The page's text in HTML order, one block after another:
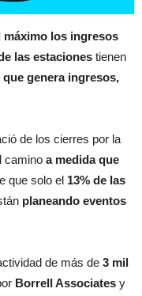
máximo los ingresos
las estaciones tienen
que genera ingresos,
de los cierres por la
camino a medida que
que solo el 13% de las
planeando eventos
de más de 3 mil
Borrell Associates y